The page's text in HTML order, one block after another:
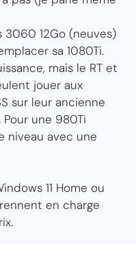
12Go (neuves)
sa 1080Ti.
mais le RT et
jouer aux
sur leur ancienne
une 980Ti
niveau avec une
11 Home ou
en charge